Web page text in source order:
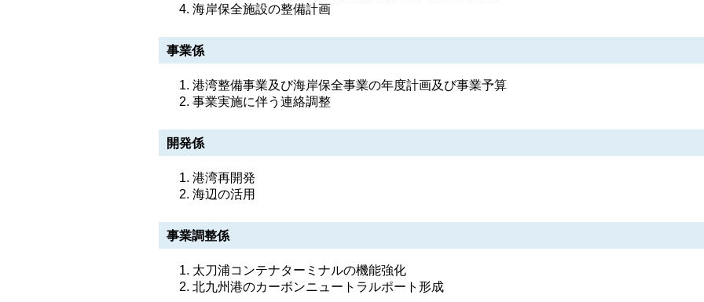
海岸保全施設の整備計画
事業係
港湾整備事業及び海岸保全事業の年度計画及び事業予算
事業実施に伴う連絡調整
開発係
港湾再開発
海辺の活用
事業調整係
太刀浦コンテナターミナルの機能強化
北九州港のカーボンニュートラルポート形成